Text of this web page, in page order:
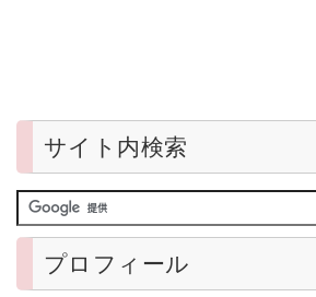
サイト内検索
プロフィール